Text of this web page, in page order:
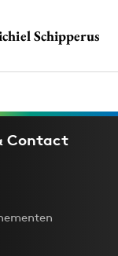
Schipperus
Contact